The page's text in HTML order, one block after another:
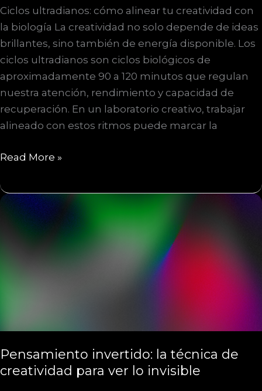
Ciclos ultradianos: cómo alinear tu creatividad con
la biología La creatividad no solo depende de ideas
brillantes, sino también de energía disponible. Los
ciclos ultradianos son ciclos biológicos de
aproximadamente 90 a 120 minutos que regulan
nuestra atención, rendimiento y capacidad de
recuperación. En un laboratorio creativo, trabajar
alineado con estos ritmos puede marcar la
ciclos
cómo
alinear
Read More »
Pensamiento invertido: la técnica de
creatividad para ver lo invisible